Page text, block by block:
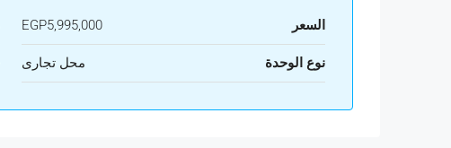
السعر EGP5,995,000
نوع الوحدة محل تجارى